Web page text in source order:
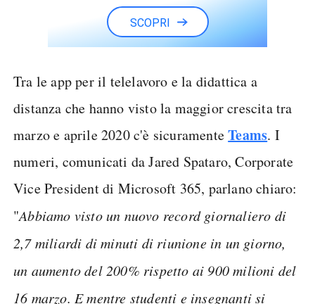
SCOPRI
Tra le app per il telelavoro e la didattica a
distanza che hanno visto la maggior crescita tra
marzo e aprile 2020 c'è sicuramenteTeams. I
numeri, comunicati da Jared Spataro, Corporate
Vice President di Microsoft 365, parlano chiaro:
"Abbiamo visto un nuovo record giornaliero di
2,7 miliardi di minuti di riunione in un giorno,
un aumento del 200% rispetto ai 900 milioni del
16 marzo. E mentre studenti e insegnanti si